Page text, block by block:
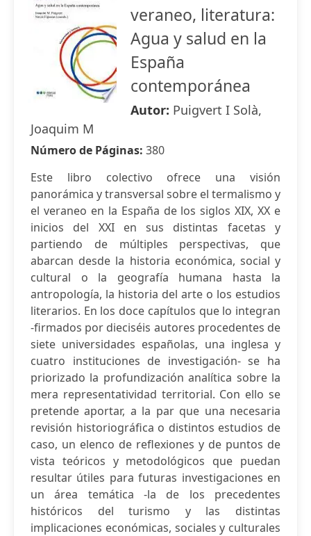
veraneo, literatura:
Agua y salud en la
España
contemporánea
Autor: Puigvert I Solà,
Joaquim M
Número de Páginas: 380
Este libro colectivo ofrece una visión
panorámica y transversal sobre el termalismo y
el veraneo en la España de los siglos XIX, XX e
inicios del XXI en sus distintas facetas y
partiendo de múltiples perspectivas, que
abarcan desde la historia económica, social y
cultural o la geografía humana hasta la
antropología, la historia del arte o los estudios
literarios. En los doce capítulos que lo integran
-firmados por dieciséis autores procedentes de
siete universidades españolas, una inglesa y
cuatro instituciones de investigación- se ha
priorizado la profundización analítica sobre la
mera representatividad territorial. Con ello se
pretende aportar, a la par que una necesaria
revisión historiográfica o distintos estudios de
caso, un elenco de reflexiones y de puntos de
vista teóricos y metodológicos que puedan
resultar útiles para futuras investigaciones en
un área temática -la de los precedentes
históricos del turismo y las distintas
implicaciones económicas, sociales y culturales